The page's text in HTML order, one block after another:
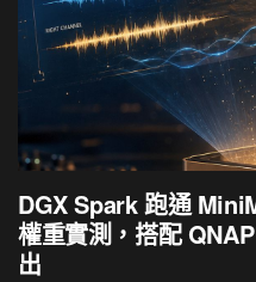
DGX Spark 跑通
權重實測，搭配
出